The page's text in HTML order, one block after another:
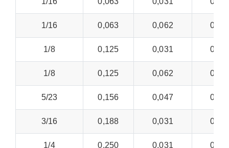
1/16 0,063 0,062
1/8 0,125 0,031
1/8 0,125 0,062
5/23 0,156 0,047
3/16 0,188 0,031
1/4 0,250 0,031